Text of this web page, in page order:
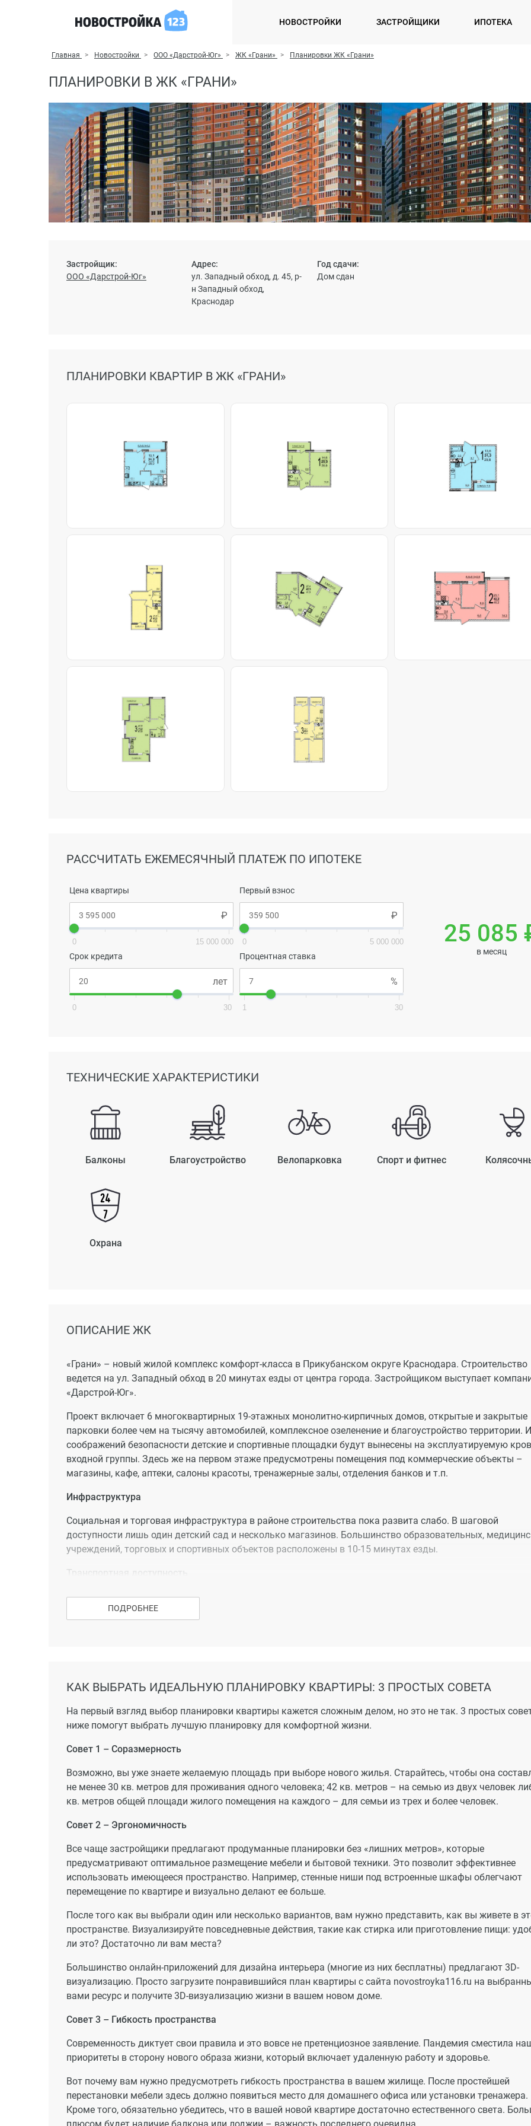
НОВОСТРОЙКИ ЗАСТРОЙЩИКИ ИПОТЕКА
Главная Новостройки ООО «Дарстрой-Юг» ЖК «Грани» Планировки ЖК «Грани»
ПЛАНИРОВКИ В ЖК «ГРАНИ»
Застройщик:
ООО «Дарстрой-Юг»
Адрес:
ул. Западный обход, д. 45, р-
н Западный обход,
Краснодар
Год сдачи:
Дом сдан
ПЛАНИРОВКИ КВАРТИР В ЖК «ГРАНИ»
РАССЧИТАТЬ ЕЖЕМЕСЯЧНЫЙ ПЛАТЕЖ ПО ИПОТЕКЕ
Цена квартиры
0 15 000 000
Срок кредита
0 30
Первый взнос
0 5 000 000
Процентная ставка
1 30
25 085
в месяц
ТЕХНИЧЕСКИЕ ХАРАКТЕРИСТИКИ
Балконы Благоустройство Велопарковка Спорт и фитнес
Охрана
ОПИСАНИЕ ЖК
«Грани» – новый жилой комплекс комфорт-класса в Прикубанском округе Краснодара. Строительство
ведется на ул. Западный обход в 20 минутах езды от центра города. Застройщиком выступает
«Дарстрой-Юг».
Проект включает 6 многоквартирных 19-этажных монолитно-кирпичных домов, открытые и закрытые
парковки более чем на тысячу автомобилей, комплексное озеленение и благоустройство территории.
соображений безопасности детские и спортивные площадки будут вынесены на эксплуатируемую
входной группы. Здесь же на первом этаже предусмотрены помещения под коммерческие объекты –
магазины, кафе, аптеки, салоны красоты, тренажерные залы, отделения банков и т.п.
Инфраструктура
Социальная и торговая инфраструктура в районе строительства пока развита слабо. В шаговой
доступности лишь один детский сад и несколько магазинов. Большинство образовательных,
учреждений, торговых и спортивных объектов расположены в 10-15 минутах езды.
Транспортная доступность
Транспортная инфраструктура района активно развивается, ходят автобусы и маршрутные такси,
планируется проведение троллейбусной линии. Автомобилисты оценят удобный выезд на Ростовское
ПОДРОБНЕЕ
КАК ВЫБРАТЬ ИДЕАЛЬНУЮ ПЛАНИРОВКУ КВАРТИРЫ: 3 ПРОСТЫХ СОВЕТА
На первый взгляд выбор планировки квартиры кажется сложным делом, но это не так. 3 простых
ниже помогут выбрать лучшую планировку для комфортной жизни.
Совет 1 – Соразмерность
Возможно, вы уже знаете желаемую площадь при выборе нового жилья. Старайтесь, чтобы она
не менее 30 кв. метров для проживания одного человека; 42 кв. метров – на семью из двух человек
кв. метров общей площади жилого помещения на каждого – для семьи из трех и более человек.
Совет 2 – Эргономичность
Все чаще застройщики предлагают продуманные планировки без «лишних метров», которые
предусматривают оптимальное размещение мебели и бытовой техники. Это позволит эффективнее
использовать имеющееся пространство. Например, стенные ниши под встроенные шкафы облегчают
перемещение по квартире и визуально делают ее больше.
После того как вы выбрали один или несколько вариантов, вам нужно представить, как вы живете в
пространстве. Визуализируйте повседневные действия, такие как стирка или приготовление пищи:
ли это? Достаточно ли вам места?
Большинство онлайн-приложений для дизайна интерьера (многие из них бесплатны) предлагают 3D-
визуализацию. Просто загрузите понравившийся план квартиры с сайта novostroyka116.ru на
вами ресурс и получите 3D-визуализацию жизни в вашем новом доме.
Совет 3 – Гибкость пространства
Современность диктует свои правила и это вовсе не претенциозное заявление. Пандемия сместила
приоритеты в сторону нового образа жизни, который включает удаленную работу и здоровье.
Вот почему вам нужно предусмотреть гибкость пространства в вашем жилище. После простейшей
перестановки мебели здесь должно появиться место для домашнего офиса или установки тренажера.
Кроме того, обязательно убедитесь, что в вашей новой квартире достаточно естественного света.